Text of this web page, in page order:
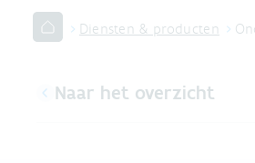
Diensten & producten
Naar het overzicht